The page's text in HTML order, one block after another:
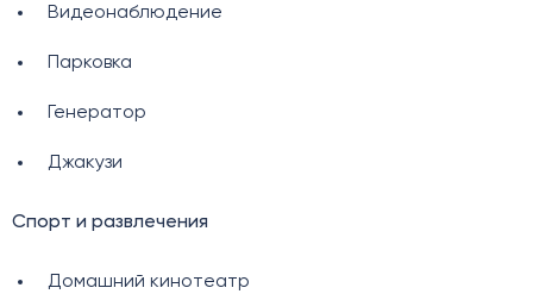
Видеонаблюдение
Парковка
Генератор
Джакузи
Спорт и развлечения
Домашний кинотеатр